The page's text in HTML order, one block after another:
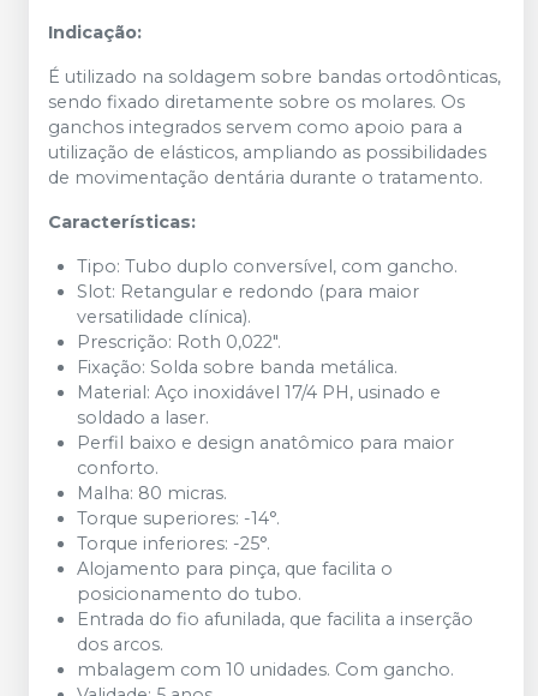
Indicação:
É utilizado na soldagem sobre bandas ortodônticas,
sendo fixado diretamente sobre os molares. Os
ganchos integrados servem como apoio para a
utilização de elásticos, ampliando as possibilidades
de movimentação dentária durante o tratamento.
Características:
Tipo: Tubo duplo conversível, com gancho.​
Slot: Retangular e redondo (para maior
versatilidade clínica).​
Prescrição: Roth 0,022".​
Fixação: Solda sobre banda metálica.​
Material: Aço inoxidável 17/4 PH, usinado e
soldado a laser.​
Perfil baixo e design anatômico para maior
conforto.​
Malha: 80 micras.​
Torque superiores: -14°.​
Torque inferiores: -25°.​
Alojamento para pinça, que facilita o
posicionamento do tubo.
Entrada do fio afunilada, que facilita a inserção
dos arcos.
mbalagem com 10 unidades. Com gancho.